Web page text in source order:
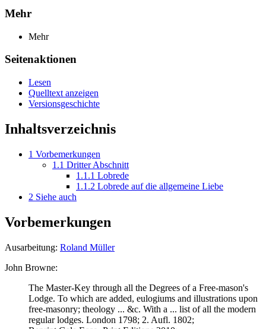
Mehr
Mehr
Seitenaktionen
Lesen
Quelltext anzeigen
Versionsgeschichte
Inhaltsverzeichnis
1 Vorbemerkungen
1.1 Dritter Abschnitt
1.1.1 Lobrede
1.1.2 Lobrede auf die allgemeine Liebe
2 Siehe auch
Vorbemerkungen
Ausarbeitung: Roland Müller
John Browne:
The Master-Key through all the Degrees of a Free-mason's
Lodge. To which are added, eulogiums and illustrations upon
free-masonry; theology ... &c. With a ... list of all the modern
regular lodges. London 1798; 2. Aufl. 1802;